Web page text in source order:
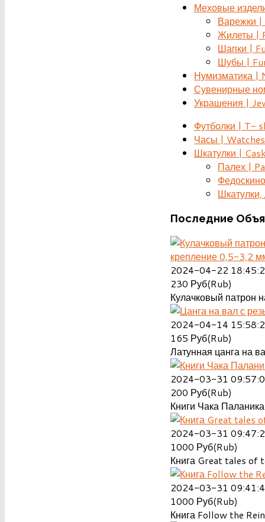
Меховые
Варежки
Жилеты |
Шапки |
Шубы |
Нумизматика |
Сувенирные
Украшения |
Футболки | T-
Часы | Watches
Шкатулки |
Палех |
Последние
крепление 0,5-3,2
2024-04-22
230 Руб(Rub)
Кулачковый патрон
2024-04-14
165 Руб(Rub)
Латунная цанга на
2024-03-31
200 Руб(Rub)
Книги Чака
2024-03-31
1000 Руб(Rub)
Книга Great tales of
2024-03-31
1000 Руб(Rub)
Книга Follow the